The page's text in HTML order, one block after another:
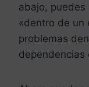
abajo, puedes
«dentro de un
problemas
dependencias